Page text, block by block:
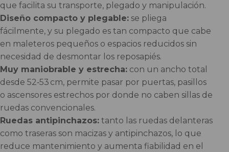
que facilita su transporte, plegado y manipulación.
Diseño compacto y plegable: se pliega
fácilmente, y su plegado es tan compacto que cabe
en maleteros pequeños o espacios reducidos sin
necesidad de desmontar los reposapiés.
Muy maniobrable y estrecha: con un ancho total
desde 52‑53 cm, permite pasar por puertas, pasillos
o ascensores estrechos por donde no caben sillas de
ruedas convencionales.
Ruedas antipinchazos: tanto las ruedas delanteras
como traseras son macizas y antipinchazos, lo que
reduce mantenimiento y aumenta fiabilidad en el